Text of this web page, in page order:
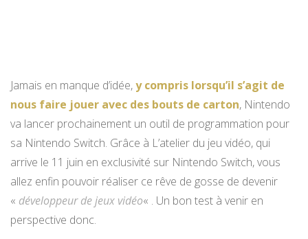
Jamais en manque d’idée,y compris lorsqu’il s’agit de
nous faire jouer avec des bouts de carton, Nintendo
va lancer prochainement un outil de programmation pour
sa Nintendo Switch. Grâce à L’atelier du jeu vidéo, qui
arrive le 11 juin en exclusivité sur Nintendo Switch, vous
allez enfin pouvoir réaliser ce rêve de gosse de devenir
« développeur de jeux vidéo« . Un bon test à venir en
perspective donc.